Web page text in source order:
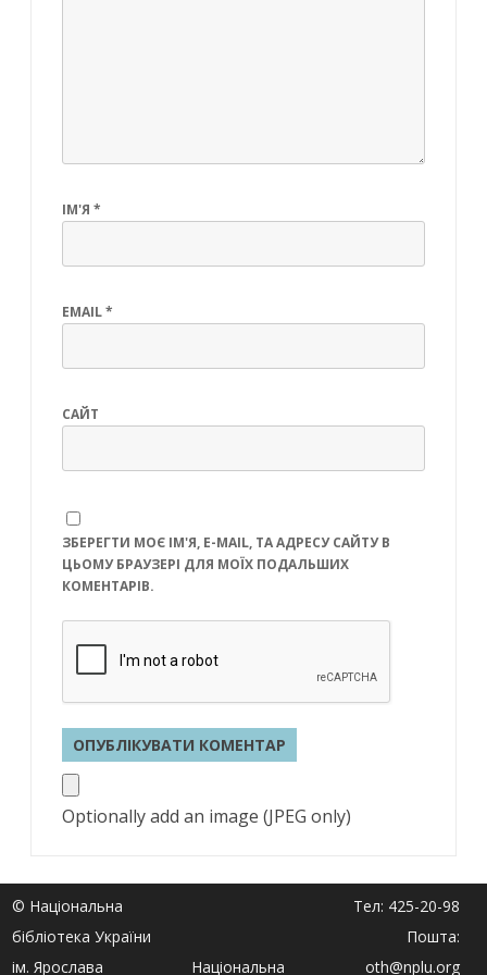
ІМ'Я *
EMAIL*
САЙТ
ЗБЕРЕГТИ МОЄ ІМ'Я, E-MAIL, ТА АДРЕСУ САЙТУ В
ЦЬОМУ БРАУЗЕРІ ДЛЯ МОЇХ ПОДАЛЬШИХ
КОМЕНТАРІВ.
Optionally add an image (JPEG only)
© Національна
бібліотека України
ім. Ярослава
Національна
Тел: 425-20-98
Пошта:
oth@nplu.org